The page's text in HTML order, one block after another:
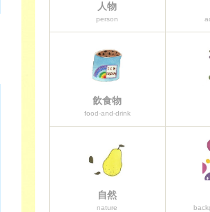
人物
person
飲食物
food-and-drink
自然
nature